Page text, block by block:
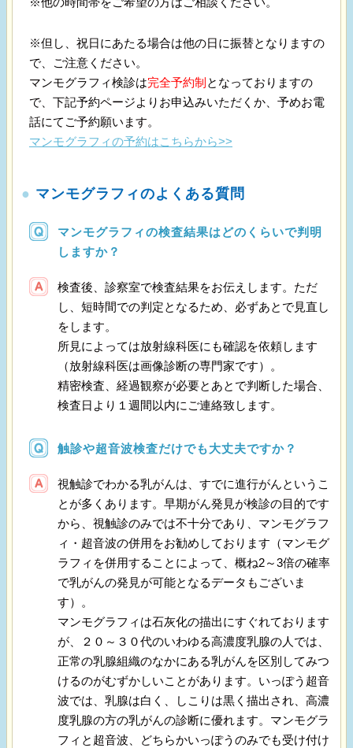
※但し、祝日にあたる場合は他の日に振替となりますの
で、ご注意ください。
マンモグラフィ検診は完全予約制 となっておりますの
で、下記予約ページよりお申込みいただくか、予めお電
話にてご予約願います。
マンモグラフィの予約はこちらから>>
● マンモグラフィのよくある質問
マンモグラフィの検査結果はどのくらいで判明
しますか？
検査後、診察室で検査結果をお伝えします。ただ
し、短時間での判定となるため、必ずあとで見直し
をします。
所見によっては放射線科医にも確認を依頼します
（放射線科医は画像診断の専門家です）。
精密検査、経過観察が必要とあとで判断した場合、
検査日より１週間以内にご連絡致します。
触診や超音波検査だけでも大丈夫ですか？
視触診でわかる乳がんは、すでに進行がんというこ
とが多くあります。早期がん発見が検診の目的です
から、視触診のみでは不十分であり、マンモグラフ
ィ・超音波の併用をお勧めしております（マンモグ
ラフィを併用することによって、概ね2～3倍の確率
で乳がんの発見が可能となるデータもございま
す）。
マンモグラフィは石灰化の描出にすぐれております
が、２０～３０代のいわゆる高濃度乳腺の人では、
正常の乳腺組織のなかにある乳がんを区別してみつ
けるのがむずかしいことがあります。いっぽう超音
波では、乳腺は白く、しこりは黒く描出され、高濃
度乳腺の方の乳がんの診断に優れます。マンモグラ
フィと超音波、どちらかいっぽうのみでも受け付け